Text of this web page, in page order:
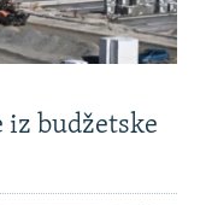
budžetske